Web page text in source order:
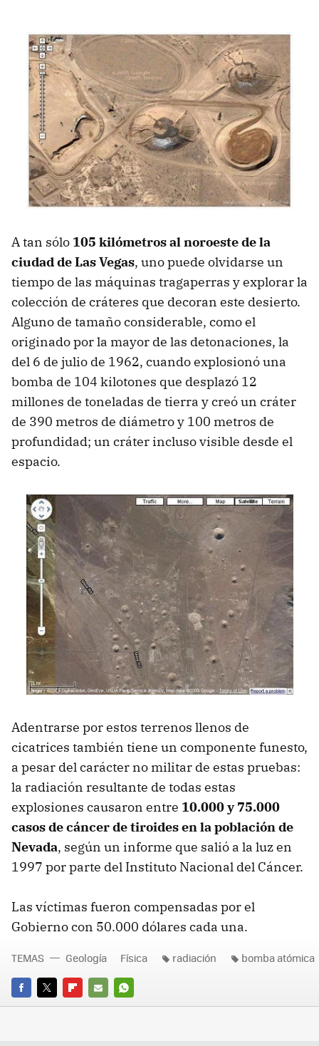
A tan sólo 105 kilómetros al noroeste de la
ciudad de Las Vegas, uno puede olvidarse un
tiempo de las máquinas tragaperras y explorar la
colección de cráteres que decoran este desierto.
Alguno de tamaño considerable, como el
originado por la mayor de las detonaciones, la
del 6 de julio de 1962, cuando explosionó una
bomba de 104 kilotones que desplazó 12
millones de toneladas de tierra y creó un cráter
de 390 metros de diámetro y 100 metros de
profundidad; un cráter incluso visible desde el
espacio.
Adentrarse por estos terrenos llenos de
cicatrices también tiene un componente funesto,
a pesar del carácter no militar de estas pruebas:
la radiación resultante de todas estas
explosiones causaron entre 10.000 y 75.000
casos de cáncer de tiroides en la población de
Nevada, según un informe que salió a la luz en
1997 por parte del Instituto Nacional del Cáncer.
Las víctimas fueron compensadas por el
Gobierno con 50.000 dólares cada una.
FACEBOOK
TWITTERFLIPBOARD
E-
WHATSAPP
TEMAS Geología Física radiación bomba atómica